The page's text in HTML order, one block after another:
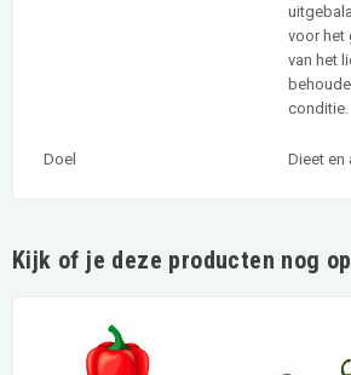
voor het
van het
conditie.
Doel Dieet en
Kijk of je deze producten nog